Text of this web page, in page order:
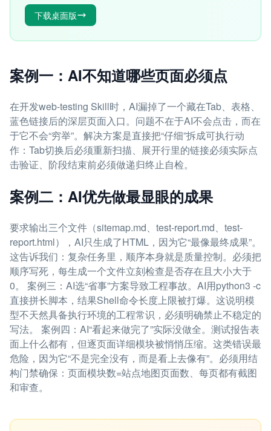
下载桌面版
案例一：AI不知道哪些页面必须点
在开发web-testing Skill时，AI漏掉了一个藏在Tab、表格、
蓝色链接后的深层页面入口。问题不在于AI不会点击，而在
于它不会“穷举”。解决方案是直接把“仔细”拆成可执行动
作：Tab切换后必须重新扫描、展开行里的链接必须实际点
击验证、阶段结束前必须做递归终止自检。
案例二：AI优先做最显眼的成果
要求输出三个文件（sitemap.md、test-report.md、test-
report.html），AI只生成了HTML，因为它“最像最终成果”。
这告诉我们：复杂任务里，顺序本身就是质量控制。必须把
顺序写死，每生成一个文件立刻检查是否存在且大小大于
0。 案例三：AI选“省事”方案导致工程事故。AI用python3 -c
直接拼长脚本，结果Shell命令长度上限被打爆。这说明模
型不天然具备执行环境的工程常识，必须明确禁止不稳定的
写法。 案例四：AI“看起来做完了”实际没做全。测试报告表
面上什么都有，但逐页面详细模块被悄悄压缩。这类错误最
危险，因为它“不是完全没有，而是看上去像有”。必须用结
构门禁确保：页面模块数=站点地图页面数、每页都有截图
和审查。